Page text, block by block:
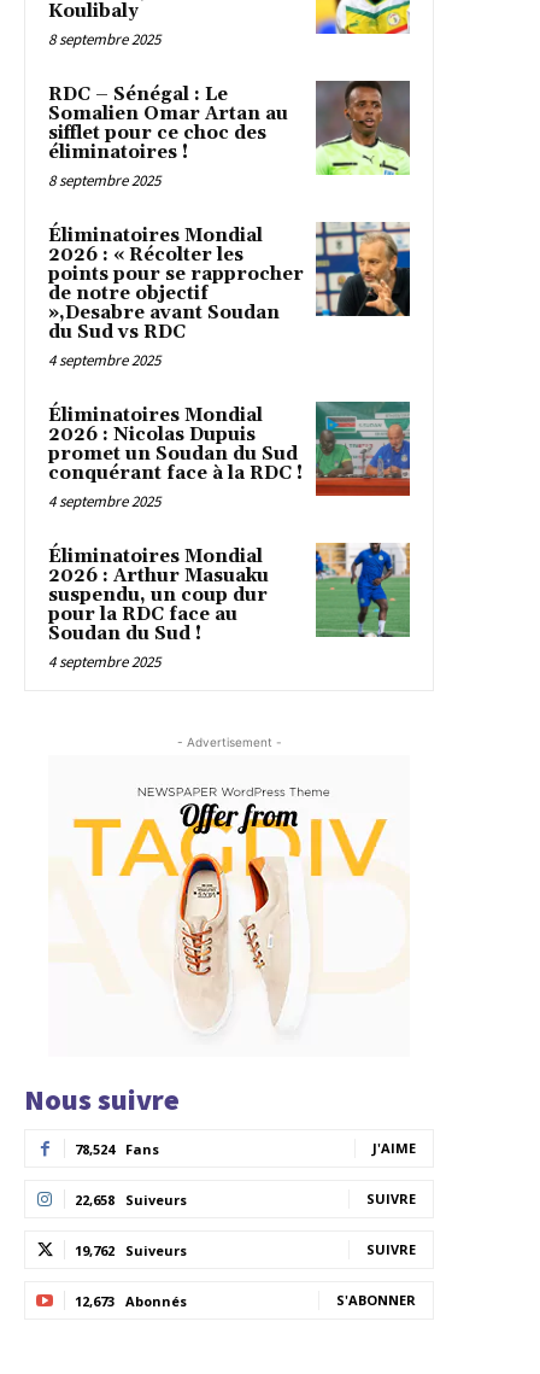
Koulibaly
8 septembre 2025
RDC – Sénégal : Le
Somalien Omar Artan au
sifflet pour ce choc des
éliminatoires !
8 septembre 2025
Éliminatoires Mondial
2026 : « Récolter les
points pour se rapprocher
de notre objectif
»,Desabre avant Soudan
du Sud vs RDC
4 septembre 2025
Éliminatoires Mondial
2026 : Nicolas Dupuis
promet un Soudan du Sud
conquérant face à la RDC !
4 septembre 2025
Éliminatoires Mondial
2026 : Arthur Masuaku
suspendu, un coup dur
pour la RDC face au
Soudan du Sud !
4 septembre 2025
- Advertisement -
Nous suivre
78,524 Fans J'AIME
22,658 Suiveurs SUIVRE
19,762 Suiveurs SUIVRE
12,673 Abonnés S'ABONNER